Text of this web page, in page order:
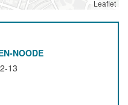
Leaflet
NOODE
13